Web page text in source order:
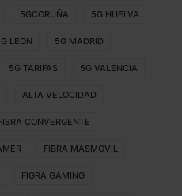
5GCORUÑA 5G HUELVA
LEON 5G MADRID
5G TARIFAS 5G VALENCIA
ALTA VELOCIDAD
CONVERGENTE
FIBRA MASMOVIL
FIGRA GAMING